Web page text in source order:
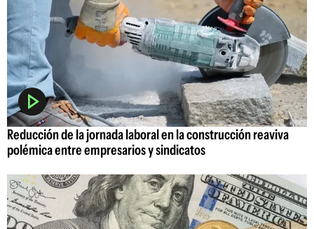
Reducción de la jornada laboral en la construcción reaviva
polémica entre empresarios y sindicatos